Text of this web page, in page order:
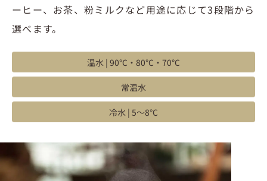
ーヒー、お茶、粉ミルクなど用途に応じて3段階から
選べます。
温水 | 90℃・80℃・70℃
常温水
冷水 | 5〜8℃